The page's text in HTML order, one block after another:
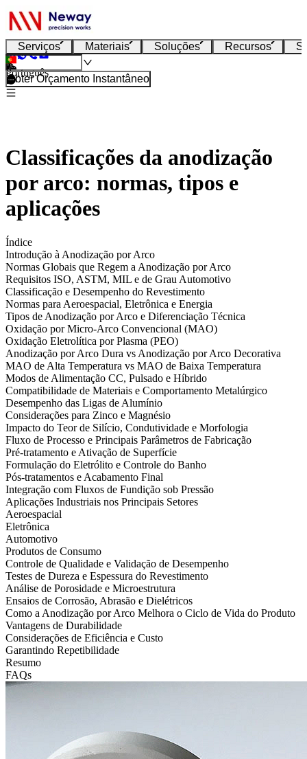
Serviços Materiais Soluções Recursos
Português
Obter Orçamento Instantâneo
Classificações da anodização
por arco: normas, tipos e
aplicações
Índice
Introdução à Anodização por Arco
Normas Globais que Regem a Anodização por Arco
Requisitos ISO, ASTM, MIL e de Grau Automotivo
Classificação e Desempenho do Revestimento
Normas para Aeroespacial, Eletrônica e Energia
Tipos de Anodização por Arco e Diferenciação Técnica
Oxidação por Micro-Arco Convencional (MAO)
Oxidação Eletrolítica por Plasma (PEO)
Anodização por Arco Dura vs Anodização por Arco Decorativa
MAO de Alta Temperatura vs MAO de Baixa Temperatura
Modos de Alimentação CC, Pulsado e Híbrido
Compatibilidade de Materiais e Comportamento Metalúrgico
Desempenho das Ligas de Alumínio
Considerações para Zinco e Magnésio
Impacto do Teor de Silício, Condutividade e Morfologia
Fluxo de Processo e Principais Parâmetros de Fabricação
Pré-tratamento e Ativação de Superfície
Formulação do Eletrólito e Controle do Banho
Pós-tratamentos e Acabamento Final
Integração com Fluxos de Fundição sob Pressão
Aplicações Industriais nos Principais Setores
Aeroespacial
Eletrônica
Automotivo
Produtos de Consumo
Controle de Qualidade e Validação de Desempenho
Testes de Dureza e Espessura do Revestimento
Análise de Porosidade e Microestrutura
Ensaios de Corrosão, Abrasão e Dielétricos
Como a Anodização por Arco Melhora o Ciclo de Vida do Produto
Vantagens de Durabilidade
Considerações de Eficiência e Custo
Garantindo Repetibilidade
Resumo
FAQs